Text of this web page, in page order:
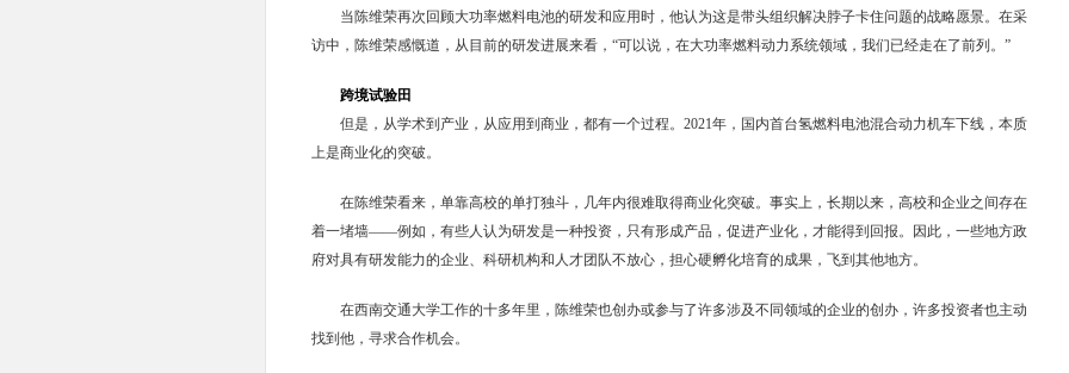
当陈维荣再次回顾大功率燃料电池的研发和应用时，他认为这是带头组织解决脖子卡住问题的战略愿景。在采
访中，陈维荣感慨道，从目前的研发进展来看，“可以说，在大功率燃料动力系统领域，我们已经走在了前列。”
跨境试验田
但是，从学术到产业，从应用到商业，都有一个过程。2021年，国内首台氢燃料电池混合动力机车下线，本质
上是商业化的突破。
在陈维荣看来，单靠高校的单打独斗，几年内很难取得商业化突破。事实上，长期以来，高校和企业之间存在
着一堵墙——例如，有些人认为研发是一种投资，只有形成产品，促进产业化，才能得到回报。因此，一些地方政
府对具有研发能力的企业、科研机构和人才团队不放心，担心硬孵化培育的成果，飞到其他地方。
在西南交通大学工作的十多年里，陈维荣也创办或参与了许多涉及不同领域的企业的创办，许多投资者也主动
找到他，寻求合作机会。